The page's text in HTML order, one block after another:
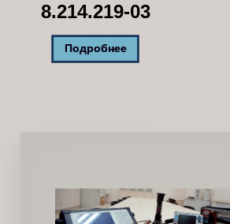
8.214.219-03
Подробнее